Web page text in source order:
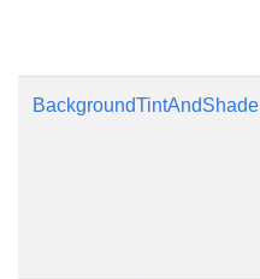
BackgroundTintAndShade